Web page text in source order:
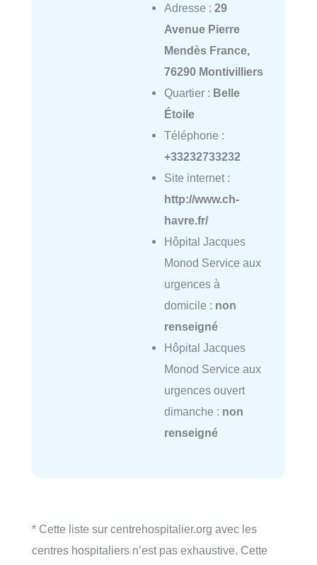
Adresse : 29
Avenue Pierre
Mendès France,
76290 Montivilliers
Quartier : Belle
Étoile
Téléphone :
+33232733232
Site internet :
http://www.ch-
havre.fr/
Hôpital Jacques
Monod Service aux
urgences à
domicile : non
renseigné
Hôpital Jacques
Monod Service aux
urgences ouvert
dimanche : non
renseigné
* Cette liste sur centrehospitalier.org avec les
centres hospitaliers n’est pas exhaustive. Cette